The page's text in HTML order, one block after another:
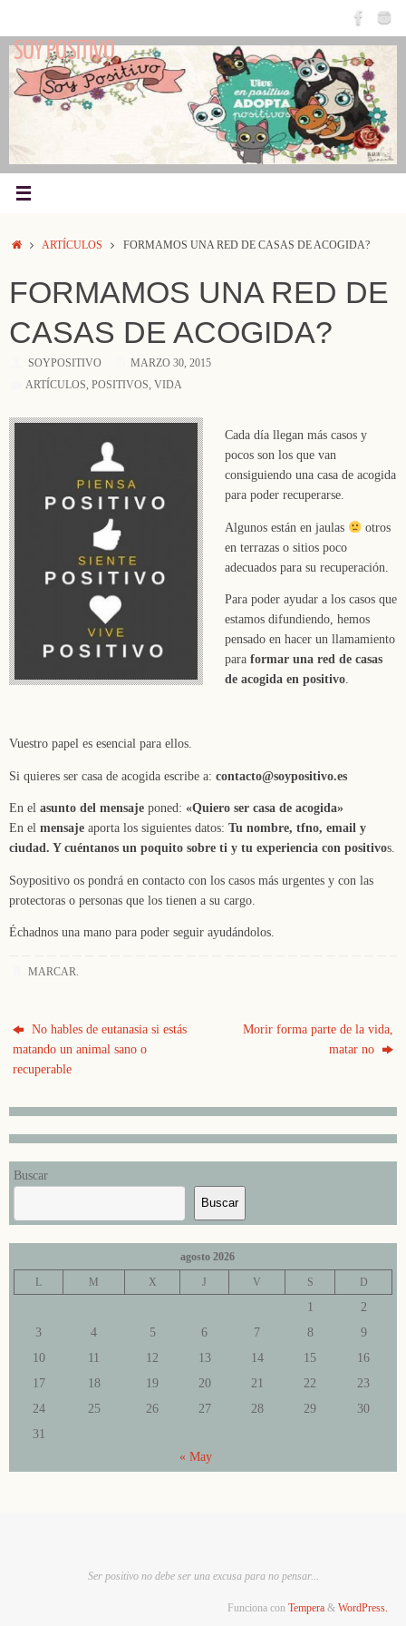
contenido
SOY POSITIVO
INICIOARTÍCULOS FORMAMOS UNA RED DE CASAS DE ACOGIDA?
FORMAMOS UNA RED DE
CASAS DE ACOGIDA?
SOYPOSITIVO
MARZO 30, 2015
ARTÍCULOS POSITIVOS VIDA
Cada día llegan más casos y
pocos son los que van
consiguiendo una casa de acogida
para poder recuperarse.
Algunos están en jaulas
otros
en terrazas o sitios poco
adecuados para su recuperación.
Para poder ayudar a los casos que
estamos difundiendo, hemos
pensado en hacer un llamamiento
para formar una red de casas
de acogida en positivo.
Vuestro papel es esencial para ellos.
Si quieres ser casa de acogida escribe a: contacto@soypositivo.es
En el asunto del mensaje poned: «Quiero ser casa de acogida»
En el mensaje aporta los siguientes datos: Tu nombre, tfno, email y
ciudad. Y cuéntanos un poquito sobre ti y tu experiencia con positivos.
Soypositivo os pondrá en contacto con los casos más urgentes y con las
protectoras o personas que los tienen a su cargo.
Échadnos una mano para poder seguir ayudándolos.
MARCAR.
No hables de eutanasia si estás
matando un animal sano o
recuperable
Morir forma parte de la vida,
matar no
Buscar
Buscar
agosto 2026
L
M X J V S D
1
2
3
4 5 6 7 8
9
10
11 12 13 14 15
16
17
18 19 20 21 22
23
24
25 26 27 28 29
30
31
« May
Ser positivo no debe ser una excusa para no pensar...
Funciona con Tempera & WordPress.